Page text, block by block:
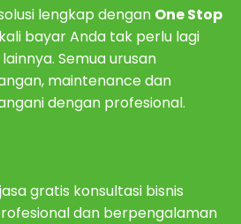
lengkap dengan One Stop
bayar Anda tak perlu lagi
Semua urusan
maintenance dan
dengan profesional.
gratis konsultasi bisnis
dan berpengalaman